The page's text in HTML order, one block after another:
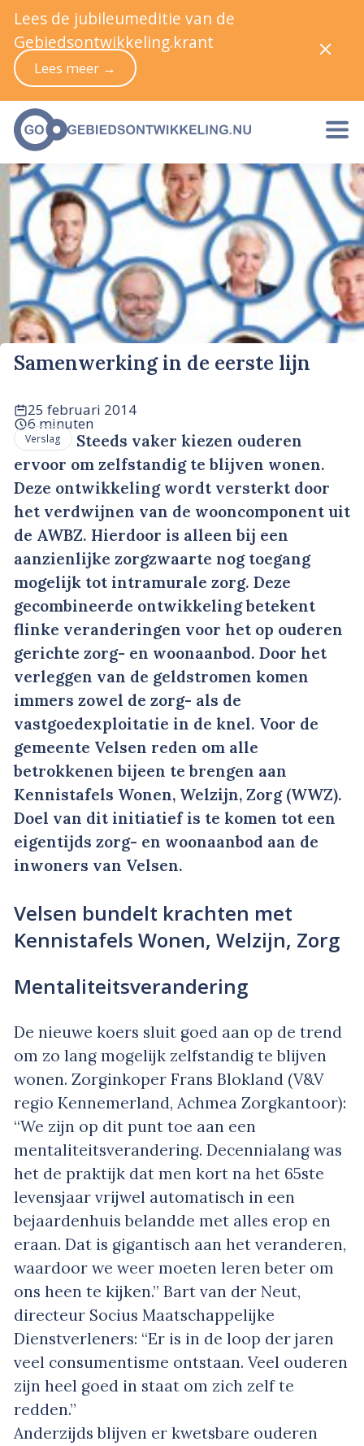
Samenwerking in de eerste lijn
25 februari 2014
6 minuten
Verslag
Steeds vaker kiezen ouderen
ervoor om zelfstandig te blijven wonen.
Deze ontwikkeling wordt versterkt door
het verdwijnen van de wooncomponent uit
de AWBZ. Hierdoor is alleen bij een
aanzienlijke zorgzwaarte nog toegang
mogelijk tot intramurale zorg. Deze
gecombineerde ontwikkeling betekent
flinke veranderingen voor het op ouderen
gerichte zorg- en woonaanbod. Door het
verleggen van de geldstromen komen
immers zowel de zorg- als de
vastgoedexploitatie in de knel. Voor de
gemeente Velsen reden om alle
betrokkenen bijeen te brengen aan
Kennistafels Wonen, Welzijn, Zorg (WWZ).
Doel van dit initiatief is te komen tot een
eigentijds zorg- en woonaanbod aan de
inwoners van Velsen.
Velsen bundelt krachten met
Kennistafels Wonen, Welzijn, Zorg
Mentaliteitsverandering
De nieuwe koers sluit goed aan op de trend
om zo lang mogelijk zelfstandig te blijven
wonen. Zorginkoper Frans Blokland (V&V
regio Kennemerland, Achmea Zorgkantoor):
“We zijn op dit punt toe aan een
mentaliteitsverandering. Decennialang was
het de praktijk dat men kort na het 65ste
levensjaar vrijwel automatisch in een
bejaardenhuis belandde met alles erop en
eraan. Dat is gigantisch aan het veranderen,
waardoor we weer moeten leren beter om
ons heen te kijken.” Bart van der Neut,
directeur Socius Maatschappelijke
Dienstverleners: “Er is in de loop der jaren
veel consumentisme ontstaan. Veel ouderen
zijn heel goed in staat om zich zelf te
redden.”
Anderzijds blijven er kwetsbare ouderen
Lees de jubileumeditie van de
Gebiedsontwikkeling.krant
Lees meer →